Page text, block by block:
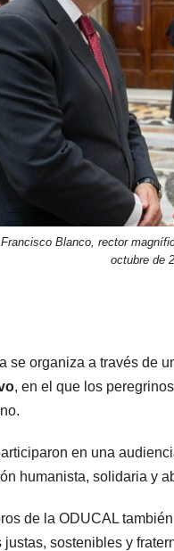
Blanco, rector
octubre de
se organiza a través de
, en el que los
en una
humanista, solidaria y
de la ODUCAL
sostenibles y